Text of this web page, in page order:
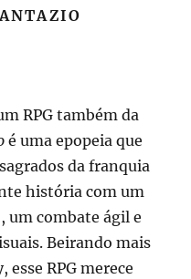
RPG também da
é uma epopeia que
da franquia
história com um
combate ágil e
Beirando mais
esse RPG merece